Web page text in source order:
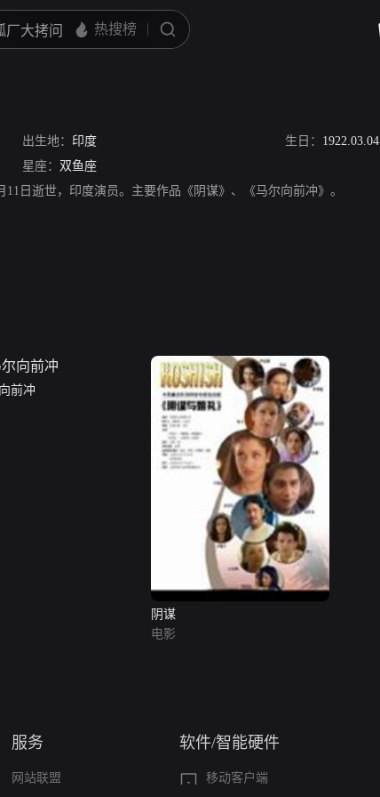
出生地： 印度 生日： 1922.03.04
星座： 双鱼座
11日逝世，印度演员。主要作品《阴谋》、《马尔向前冲》。
前冲
阴谋
电影
服务
网站联盟
软件/智能硬件
移动客户端